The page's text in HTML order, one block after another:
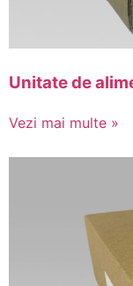
Unitate de
Vezi mai multe »